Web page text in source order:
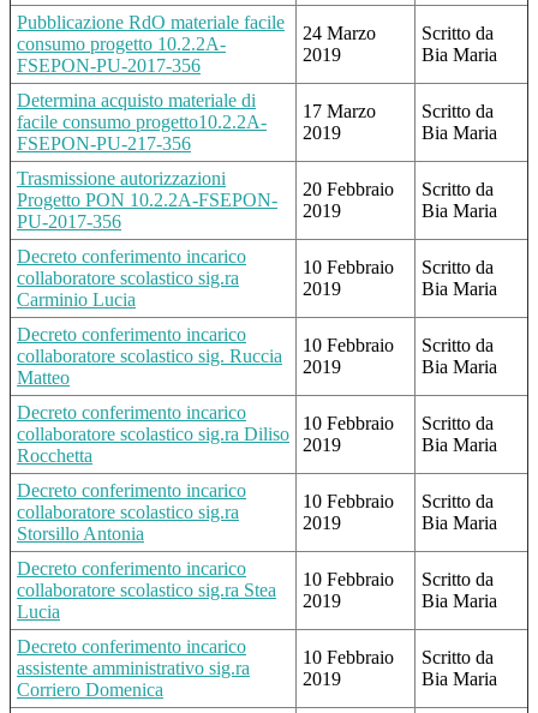
Pubblicazione RdO materiale facile
consumo progetto 10.2.2A-
FSEPON-PU-2017-356
24 Marzo
2019
Scritto da
Bia Maria
Determina acquisto materiale di
facile consumo progetto10.2.2A-
FSEPON-PU-217-356
17 Marzo
2019
Scritto da
Bia Maria
Trasmissione autorizzazioni
Progetto PON 10.2.2A-FSEPON-
PU-2017-356
20 Febbraio
2019
Scritto da
Bia Maria
Decreto conferimento incarico
collaboratore scolastico sig.ra
Carminio Lucia
10 Febbraio
2019
Scritto da
Bia Maria
Decreto conferimento incarico
collaboratore scolastico sig. Ruccia
Matteo
10 Febbraio
2019
Scritto da
Bia Maria
Decreto conferimento incarico
collaboratore scolastico sig.ra Diliso
Rocchetta
10 Febbraio
2019
Scritto da
Bia Maria
Decreto conferimento incarico
collaboratore scolastico sig.ra
Storsillo Antonia
10 Febbraio
2019
Scritto da
Bia Maria
Decreto conferimento incarico
collaboratore scolastico sig.ra Stea
Lucia
10 Febbraio
2019
Scritto da
Bia Maria
Decreto conferimento incarico
assistente amministrativo sig.ra
Corriero Domenica
10 Febbraio
2019
Scritto da
Bia Maria